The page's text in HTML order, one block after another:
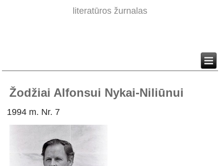
literatūros žurnalas
Žodžiai Alfonsui Nykai-Niliūnui
1994 m. Nr. 7